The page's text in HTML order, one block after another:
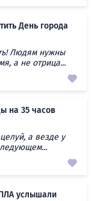
День города
Людям нужны
а не отрица...
на 35 часов
а везде у
услышали